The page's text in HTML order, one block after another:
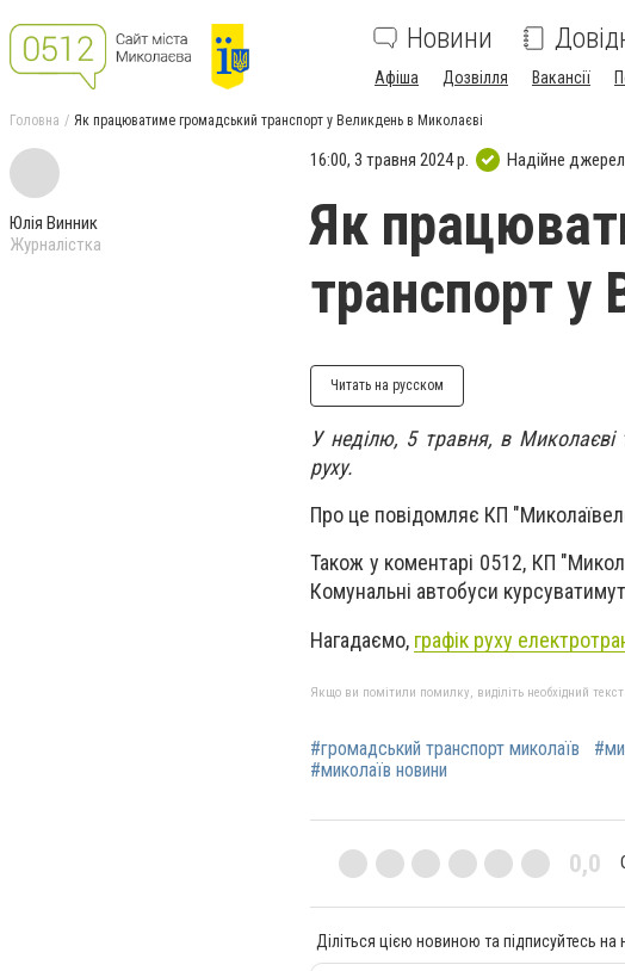
Новини
Афіша Дозвілля Вакансії
Головна Як працюватиме громадський транспорт у Великдень в Миколаєві
Юлія Винник
Журналістка
16:00, 3 травня 2024 р. Надійне
Як
транспорт у
Читать на русском
У неділю, 5 травня, в Миколаєві
руху.
Про це повідомляє КП
Також у коментарі 0512, КП
Комунальні автобуси
Нагадаємо, графік руху
Якщо ви помітили помилку, виділіть необхідний
#громадський транспорт миколаїв
#миколаїв новини
0,0
Діліться цією новиною та підписуйтесь на